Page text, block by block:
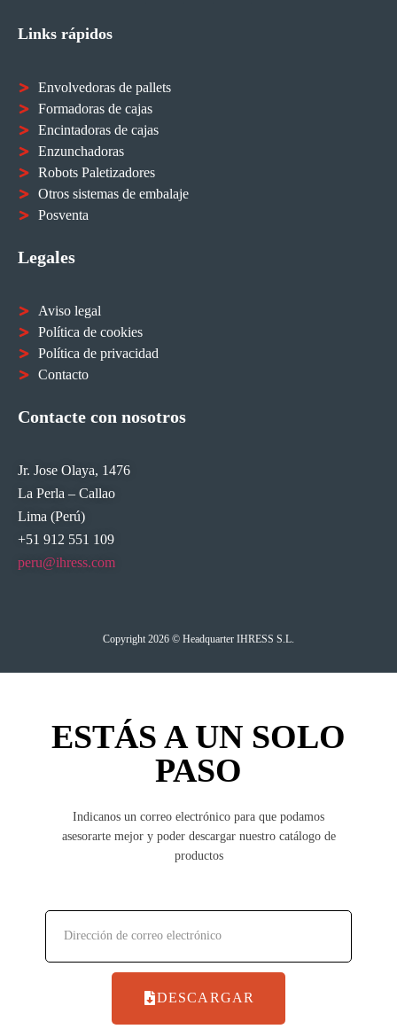
Links rápidos
Envolvedoras de pallets
Formadoras de cajas
Encintadoras de cajas
Enzunchadoras
Robots Paletizadores
Otros sistemas de embalaje
Posventa
Legales
Aviso legal
Política de cookies
Política de privacidad
Contacto
Contacte con nosotros
Jr. Jose Olaya, 1476
La Perla – Callao
Lima (Perú)
+51 912 551 109
peru@ihress.com
Copyright 2026 © Headquarter IHRESS S.L.
ESTÁS A UN SOLO
PASO
Indicanos un correo electrónico para que podamos
asesorarte mejor y poder descargar nuestro catálogo de
productos
DESCARGAR